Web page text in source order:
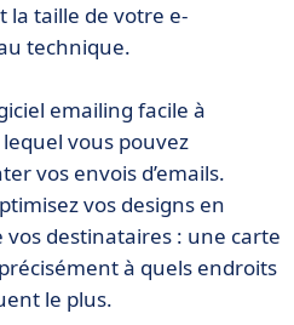
la taille de votre e-
technique.
emailing facile à
vous pouvez
vos envois d’emails.
vos designs en
destinataires : une carte
à quels endroits
le plus.